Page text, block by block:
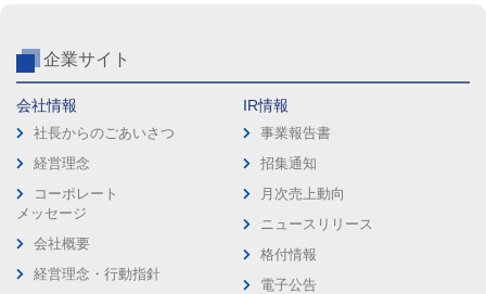
企業サイト
会社情報
社長からのごあいさつ
経営理念
コーポレート
メッセージ
会社概要
経営理念・行動指針
IR情報
事業報告書
招集通知
月次売上動向
ニュースリリース
格付情報
電子公告